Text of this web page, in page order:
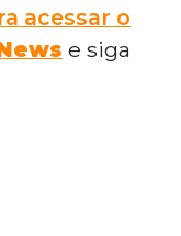
acessar o
e siga